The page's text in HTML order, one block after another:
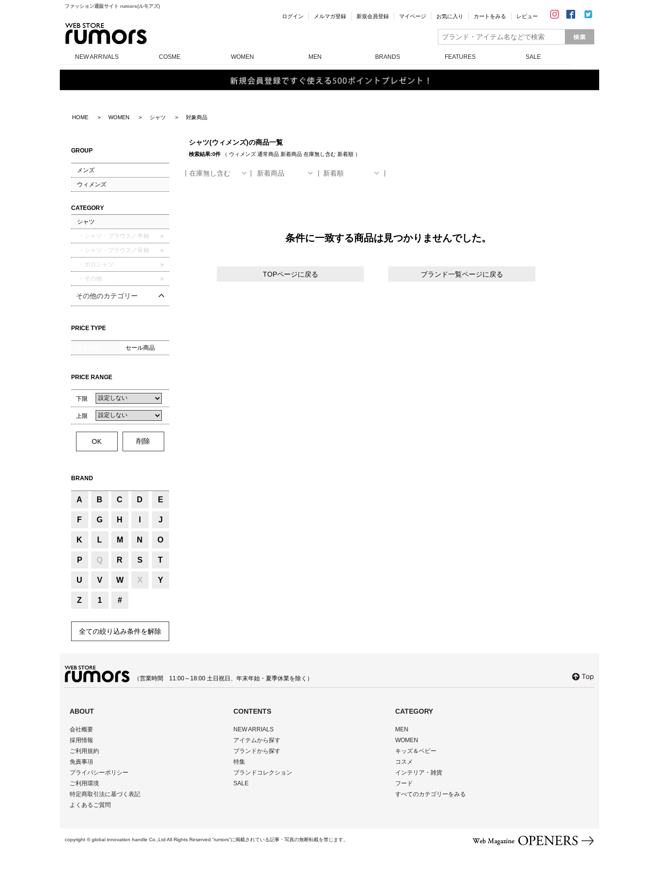
ファッション通販サイト rumors(ルモアズ)
ログイン メルマガ登録 新規会員登録 マイページ お気に入り カートをみる レビュー
NEW ARRIVALS COSME WOMEN MEN BRANDS FEATURES SALE
HOME WOMEN シャツ 対象商品
GROUP
メンズ
ウィメンズ
CATEGORY
シャツ
・シャツ・ブラウス／半袖
・シャツ・ブラウス／長袖
・ポロシャツ
・その他
その他のカテゴリー
PRICE TYPE
セール商品
PRICE RANGE
下限
上限
BRAND
A B C D E
F G H J
K L M N O
P Q R S T
U V W X Y
Z 1 #
全ての絞り込み条件を解除
シャツ(ウィメンズ)の商品一覧
検索結果:0件（ ウィメンズ 通常商品 新着商品 在庫無し含む 新着順）
在庫無し含む 新着商品 新着順
条件に一致する商品は見つかりませんでした。
TOPページに戻る ブランド一覧ページに戻る
（営業時間 11:00～18:00 土日祝日、年末年始・夏季休業を除く）
ABOUT
会社概要
採用情報
ご利用規約
免責事項
プライバシーポリシー
ご利用環境
特定商取引法に基づく表記
よくあるご質問
CONTENTS
NEW ARRIALS
アイテムから探す
ブランドから探す
特集
ブランドコレクション
SALE
CATEGORY
MEN
WOMEN
キッズ＆ベビー
コスメ
インテリア・雑貨
フード
すべてのカテゴリーをみる
copyright © global innovation handle Co.,Ltd All Rights Reserved.“rumors”に掲載されている記事・写真の無断転載を禁じます。